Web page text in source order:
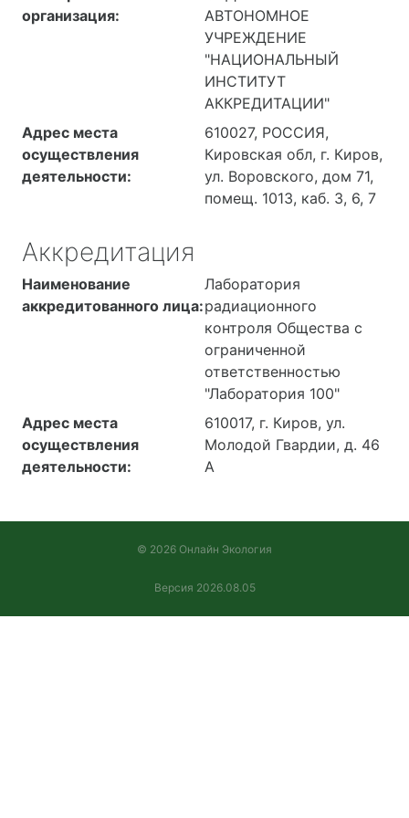
жилых, общественных,
промышленных и
сельскохозяйственных
зданий и сооружений.
Физические,
химические,
биологические факторы,
факторы трудового
процесса. Персонал.
(рабочие участки и
площадки), жилой зоны,
участков застройки,
сельскохозяйственные
земли, рекреационные
территории,
естественные
ландшафты
Вентиляционные
Аэродинамические
характеристики
промышленных
выбросах в атмосферу.
организация:
АВТОНОМНОЕ
УЧРЕЖДЕНИЕ
"НАЦИОНАЛЬНЫЙ
ИНСТИТУТ
АККРЕДИТАЦИИ"
Адрес места
осуществления
деятельности:
610027, РОССИЯ,
Кировская обл, г. Киров,
ул. Воровского, дом 71,
помещ. 1013, каб. 3, 6, 7
Аккредитация
Наименование
аккредитованного лица:
Лаборатория
радиационного
контроля Общества с
ограниченной
ответственностью
"Лаборатория 100"
Адрес места
осуществления
деятельности:
610017, г. Киров, ул.
Молодой Гвардии, д. 46
А
© 2026 Онлайн Экология
Версия 2026.08.05